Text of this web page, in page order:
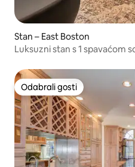
Stan – East Boston
Luksuzni stan s 1 spavaćom
Odabrali gosti
Odabrali gosti